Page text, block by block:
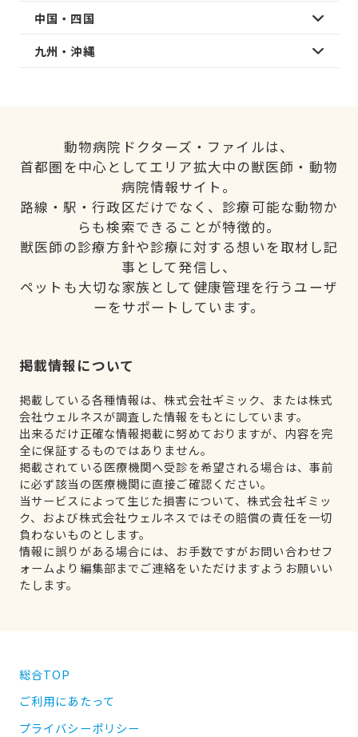
中国・四国
九州・沖縄
動物病院ドクターズ・ファイルは、
首都圏を中心としてエリア拡大中の獣医師・動物
病院情報サイト。
路線・駅・行政区だけでなく、診療可能な動物か
らも検索できることが特徴的。
獣医師の診療方針や診療に対する想いを取材し記
事として発信し、
ペットも大切な家族として健康管理を行うユーザ
ーをサポートしています。
掲載情報について
掲載している各種情報は、株式会社ギミック、または株式
会社ウェルネスが調査した情報をもとにしています。
出来るだけ正確な情報掲載に努めておりますが、内容を完
全に保証するものではありません。
掲載されている医療機関へ受診を希望される場合は、事前
に必ず該当の医療機関に直接ご確認ください。
当サービスによって生じた損害について、株式会社ギミッ
ク、および株式会社ウェルネスではその賠償の責任を一切
負わないものとします。
情報に誤りがある場合には、お手数ですがお問い合わせフ
ォームより編集部までご連絡をいただけますようお願いい
たします。
総合TOP
ご利用にあたって
プライバシーポリシー